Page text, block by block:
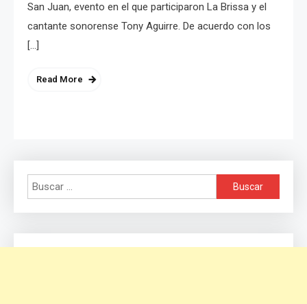
San Juan, evento en el que participaron La Brissa y el
cantante sonorense Tony Aguirre. De acuerdo con los
[…]
Read More
Buscar: